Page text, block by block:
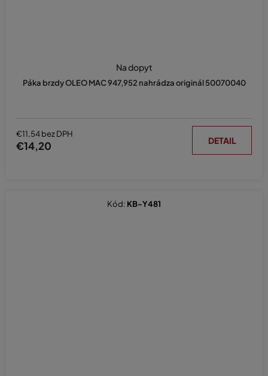
Páka brzdy OLEO MAC 947,952 nahrádza originál 50070040
hodnotenie
produktu
je
Na dopyt
€11,54 bez DPH
€14,20 DETAIL
Kód: KB-Y481